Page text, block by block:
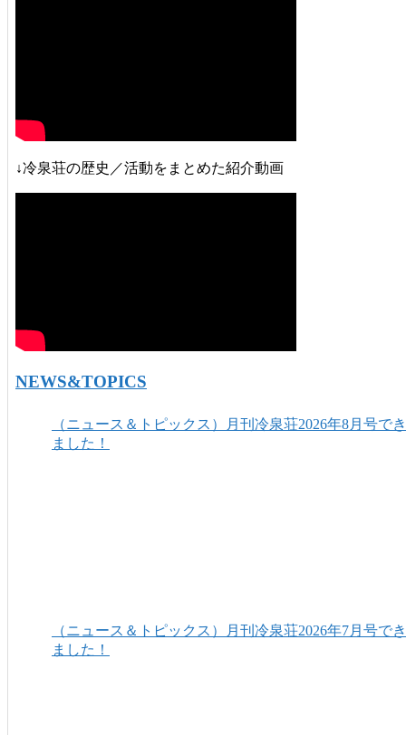
↓冷泉荘の歴史／活動をまとめた紹介動画
NEWS&TOPICS
（ニュース＆トピックス）月刊冷泉荘2026年8月号でき
ました！
（ニュース＆トピックス）月刊冷泉荘2026年7月号でき
ました！